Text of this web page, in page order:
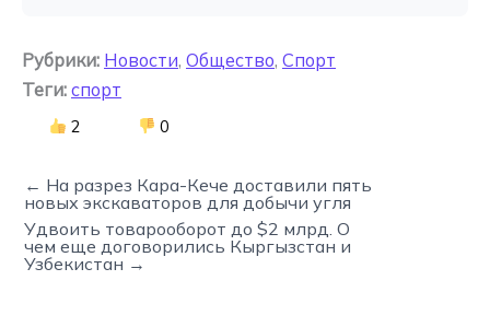
Рубрики: Новости, Общество, Спорт
Теги: спорт
2 0
← На разрез Кара-Кече доставили пять
новых экскаваторов для добычи угля
Удвоить товарооборот до $2 млрд. О
чем еще договорились Кыргызстан и
Узбекистан →